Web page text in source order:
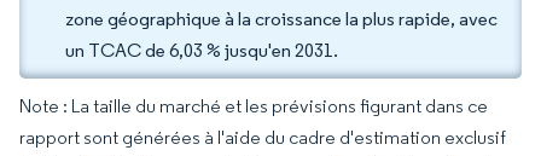
zone géographique à la croissance la plus rapide, avec
un TCAC de 6,03 % jusqu'en 2031.
Note : La taille du marché et les prévisions figurant dans ce
rapport sont générées à l'aide du cadre d'estimation exclusif